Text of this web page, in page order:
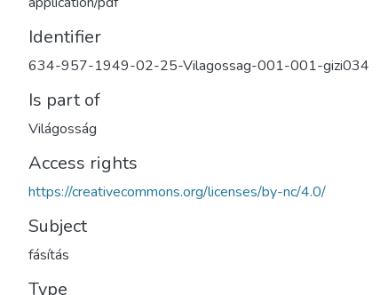
Identifier
634-957-1949-02-25-Vilagossag-001-001-gizi034
Is part of
Világosság
Access rights
https://creativecommons.org/licenses/by-nc/4.0/
Subject
fásítás
Type